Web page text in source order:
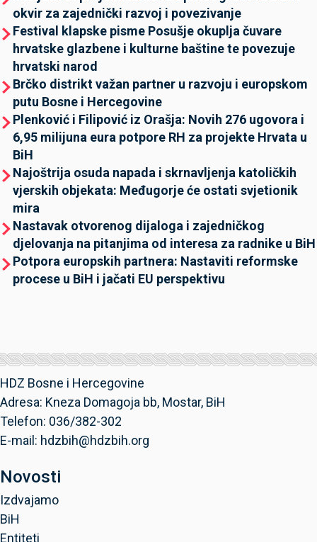
okvir za zajednički razvoj i povezivanje
Festival klapske pisme Posušje okuplja čuvare
hrvatske glazbene i kulturne baštine te povezuje
hrvatski narod
Brčko distrikt važan partner u razvoju i europskom
putu Bosne i Hercegovine
Plenković i Filipović iz Orašja: Novih 276 ugovora i
6,95 milijuna eura potpore RH za projekte Hrvata u
BiH
Najoštrija osuda napada i skrnavljenja katoličkih
vjerskih objekata: Međugorje će ostati svjetionik
mira
Nastavak otvorenog dijaloga i zajedničkog
djelovanja na pitanjima od interesa za radnike u BiH
Potpora europskih partnera: Nastaviti reformske
procese u BiH i jačati EU perspektivu
HDZ Bosne i Hercegovine
Adresa: Kneza Domagoja bb, Mostar, BiH
Telefon: 036/382-302
E-mail: hdzbih@hdzbih.org
Novosti
Izdvajamo
BiH
Entiteti